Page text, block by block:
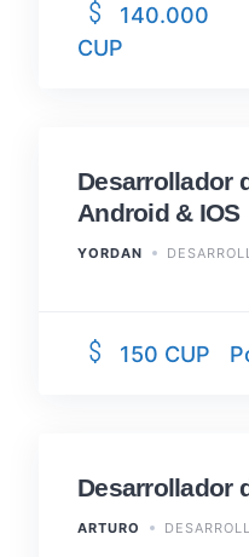
140.000
CUP
Desarrollador
Android & IOS
YORDAN
150 CUP
Desarrollador
ARTURO